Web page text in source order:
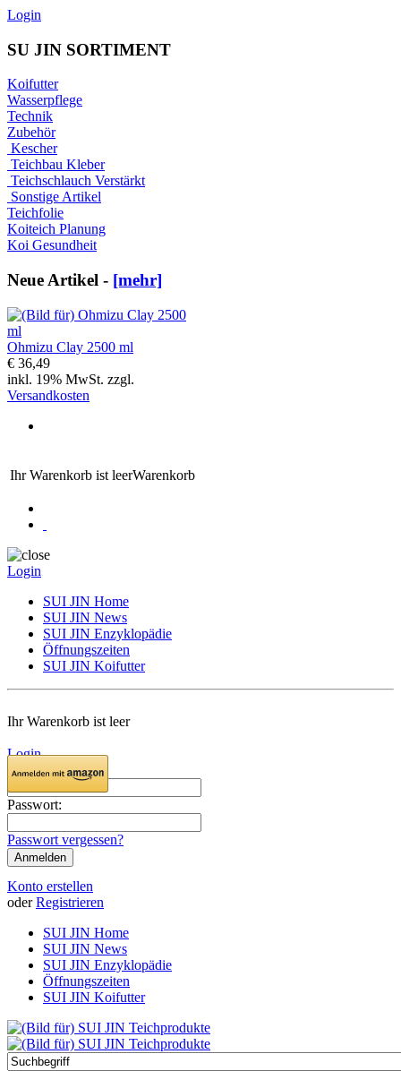
Login
SU JIN SORTIMENT
Koifutter
Wasserpflege
Technik
Zubehör
Kescher
Teichbau Kleber
Teichschlauch Verstärkt
Sonstige Artikel
Teichfolie
Koiteich Planung
Koi Gesundheit
Neue Artikel - [mehr]
Ohmizu Clay 2500 ml
€ 36,49
inkl. 19% MwSt. zzgl.
Versandkosten
Ihr Warenkorb ist leerWarenkorb
Login
SUI JIN Home
SUI JIN News
SUI JIN Enzyklopädie
Öffnungszeiten
SUI JIN Koifutter
Ihr Warenkorb ist leer
Login
E-Mail:
Passwort:
Passwort vergessen?
Konto erstellen
oder Registrieren
SUI JIN Home
SUI JIN News
SUI JIN Enzyklopädie
Öffnungszeiten
SUI JIN Koifutter